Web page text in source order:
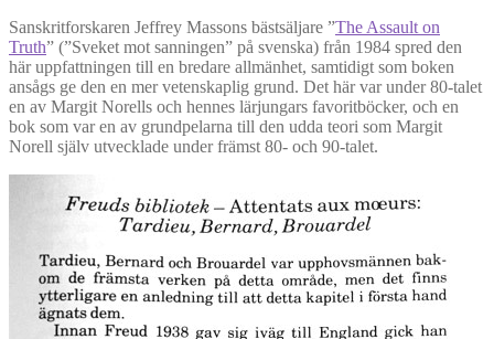
Sanskritforskaren Jeffrey Massons bästsäljare ”The Assault on
Truth” (”Sveket mot sanningen” på svenska) från 1984 spred den
här uppfattningen till en bredare allmänhet, samtidigt som boken
ansågs ge den en mer vetenskaplig grund. Det här var under 80-talet
en av Margit Norells och hennes lärjungars favoritböcker, och en
bok som var en av grundpelarna till den udda teori som Margit
Norell själv utvecklade under främst 80- och 90-talet.